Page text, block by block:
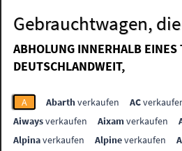
Gebrauchtwagen,
ABHOLUNG INNERHALB EINES
DEUTSCHLANDWEIT,
A Abarthverkaufen AC
Aiwaysverkaufen Aixamverkaufen
Alpinaverkaufen Alpineverkaufen